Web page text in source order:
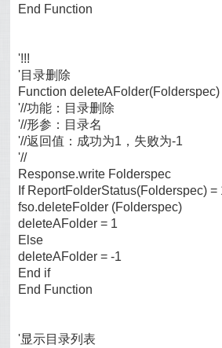
End Function
'!!!
'目录删除
Function deleteAFolder(Folderspec)
'//功能：目录删除
'//形参：目录名
'//返回值：成功为1，失败为-1
'//
Response.write Folderspec
If ReportFolderStatus(Folderspec) =
fso.deleteFolder (Folderspec)
deleteAFolder = 1
Else
deleteAFolder = -1
End if
End Function
'显示目录列表